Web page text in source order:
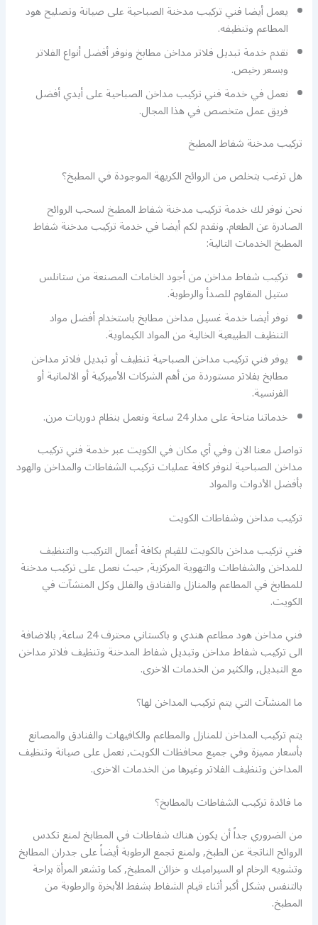
يعمل أيضا فني تركيب مدخنة الصباحية على صيانة وتصليح هود
المطاعم وتنظيفه.
نقدم خدمة تبديل فلاتر مداخن مطابخ ونوفر أفضل أنواع الفلاتر
وبسعر رخيص.
نعمل في خدمة فني تركيب مداخن الصباحية على أيدي أفضل
فريق عمل متخصص في هذا المجال.
تركيب مدخنة شفاط المطبخ
هل ترغب بتخلص من الروائح الكريهة الموجودة في المطبخ؟
نحن نوفر لك خدمة تركيب مدخنة شفاط المطبخ لسحب الروائح
الصادرة عن الطعام. ونقدم لكم أيضا في خدمة تركيب مدخنة شفاط
المطبخ الخدمات التالية:
تركيب شفاط مداخن من أجود الخامات المصنعة من ستانلس
ستيل المقاوم للصدأ والرطوبة.
نوفر أيضا خدمة غسيل مداخن مطابخ باستخدام أفضل مواد
التنظيف الطبيعية الخالية من المواد الكيماوية.
يوفر فني تركيب مداخن الصباحية تنظيف أو تبديل فلاتر مداخن
مطابخ بفلاتر مستوردة من أهم الشركات الأميركية أو الالمانية أو
الفرنسية.
خدماتنا متاحة على مدار 24 ساعة ونعمل بنظام دوريات مرن.
تواصل معنا الان وفي أي مكان في الكويت عبر خدمة فني تركيب
مداخن الصباحية لنوفر كافة عمليات تركيب الشفاطات والمداخن والهود
بأفضل الأدوات والمواد
تركيب مداخن وشفاطات الكويت
فني تركيب مداخن بالكويت للقيام بكافة أعمال التركيب والتنظيف
للمداخن والشفاطات والتهوية المركزية, حيث نعمل على تركيب مدخنة
للمطابخ في المطاعم والمنازل والفنادق والفلل وكل المنشآت في
الكويت.
فني مداخن هود مطاعم هندي و باكستاني محترف 24 ساعة, بالاضافة
الى تركيب شفاط مداخن وتبديل شفاط المدخنة وتنظيف فلاتر مداخن
مع التبديل, والكثير من الخدمات الاخرى.
ما المنشآت التي يتم تركيب المداخن لها؟
يتم تركيب المداخن للمنازل والمطاعم والكافيهات والفنادق والمصانع
بأسعار مميزة وفي جميع محافظات الكويت, نعمل على صيانة وتنظيف
المداخن وتنظيف الفلاتر وغيرها من الخدمات الاخرى.
ما فائدة تركيب الشفاطات بالمطابخ؟
من الضروري جداً أن يكون هناك شفاطات في المطابخ لمنع تكدس
الروائح الناتجة عن الطبخ, ولمنع تجمع الرطوبة أيضاً على جدران المطابخ
وتشويه الرخام او السيراميك و خزائن المطبخ, كما وتشعر المرأة براحة
بالتنفس بشكل أكبر أثناء قيام الشفاط بشفط الأبخرة والرطوبة من
المطبخ.